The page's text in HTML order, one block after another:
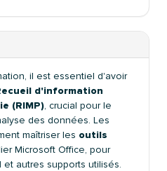
il est essentiel d'avoir
d'information
(RIMP), crucial pour le
des données. Les
maîtriser les outils
Microsoft Office, pour
et autres supports utilisés.